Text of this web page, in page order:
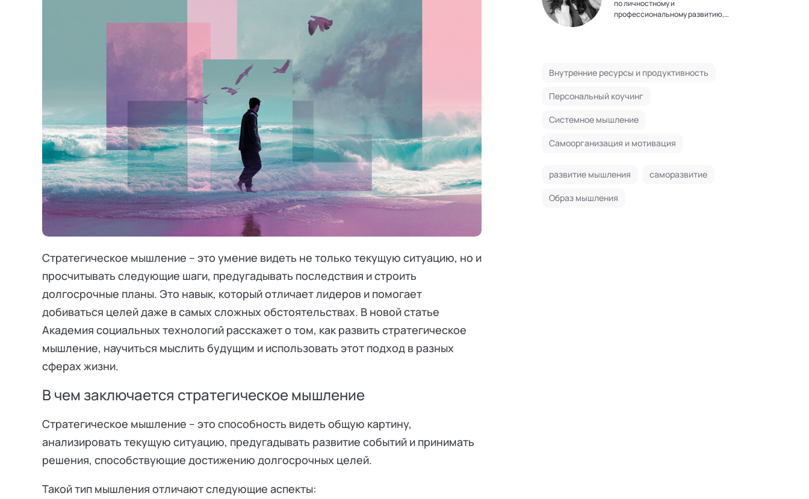
по личностному и
профессиональному развитию,
Внутренние ресурсы и продуктивность
Персональный коучинг
Системное мышление
Самоорганизация и мотивация
развитие мышления саморазвитие
Образ мышления
Стратегическое мышление – это умение видеть не только текущую ситуацию, но и
просчитывать следующие шаги, предугадывать последствия и строить
долгосрочные планы. Это навык, который отличает лидеров и помогает
добиваться целей даже в самых сложных обстоятельствах. В новой статье
Академия социальных технологий расскажет о том, как развить стратегическое
мышление, научиться мыслить будущим и использовать этот подход в разных
сферах жизни.
В чем заключается стратегическое мышление
Стратегическое мышление – это способность видеть общую картину,
анализировать текущую ситуацию, предугадывать развитие событий и принимать
решения, способствующие достижению долгосрочных целей.
Такой тип мышления отличают следующие аспекты: